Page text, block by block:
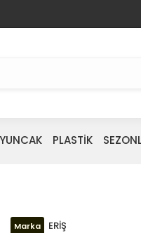
PLASTİK
Marka ERİŞ